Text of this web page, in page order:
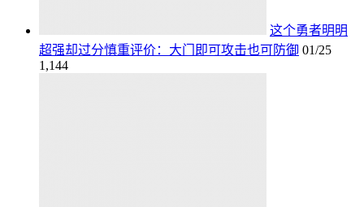
这个勇者明明
超强却过分慎重评价：大门即可攻击也可防御 01/25
1,144